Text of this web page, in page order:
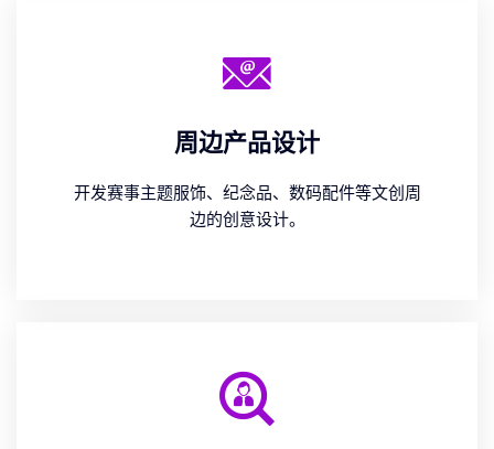
周边产品设计
开发赛事主题服饰、纪念品、数码配件等文创周
边的创意设计。